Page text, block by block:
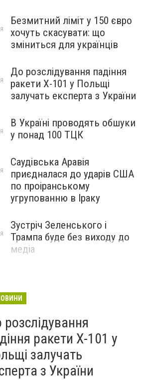
Безмитний ліміт у 150 євро
хочуть скасувати: що
зміниться для українців
До розслідування падіння
ракети Х-101 у Польщі
залучать експерта з України
В Україні проводять обшуки
у понад 100 ТЦК
Саудівська Аравія
приєдналася до ударів США
по проіранському
угрупованню в Іраку
Зустріч Зеленського і
Трампа буде без виходу до
медіа
ракети Х-101 у
залучать
з України